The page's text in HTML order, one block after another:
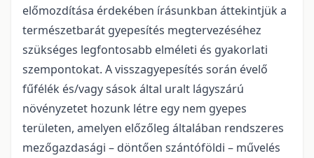
előmozdítása érdekében írásunkban áttekintjük a
természetbarát gyepesítés megtervezéséhez
szükséges legfontosabb elméleti és gyakorlati
szempontokat. A visszagyepesítés során évelő
fűfélék és/vagy sások által uralt lágyszárú
növényzetet hozunk létre egy nem gyepes
területen, amelyen előzőleg általában rendszeres
mezőgazdasági – döntően szántóföldi – művelés